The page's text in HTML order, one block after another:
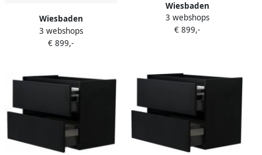
Wiesbaden
Badkamermeubel
Onderkast Marmaris
Greeploos 2 Uitsparingen
3 webshops
€ 899,-
Wiesbaden
Badkamermeubel
Onderkast Marmaris
3 webshops
€ 899,-